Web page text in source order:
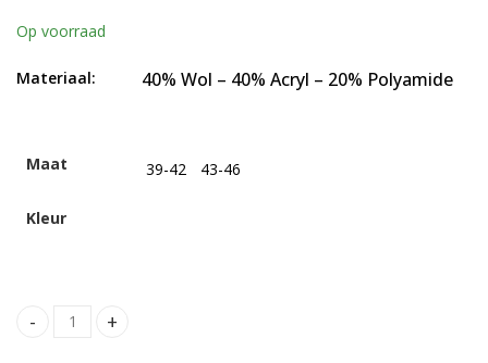
Op voorraad
Materiaal: 40% Wol – 40% Acryl – 20% Polyamide
Maat 39-42 43-46
Kleur
GoWith-Noorse Winter Sokken-3 paar quantity